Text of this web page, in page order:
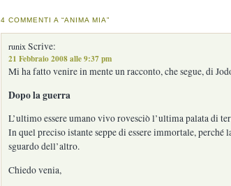
4 COMMENTI A “ANIMA MIA”
runix Scrive:
21 Febbraio 2008 alle 9:37 pm
Mi ha fatto venire in mente un racconto, che segue, di
Dopo la guerra
L’ultimo essere umano vivo rovesciò l’ultima palata di
In quel preciso istante seppe di essere immortale, perché
sguardo dell’altro.
Chiedo venia,